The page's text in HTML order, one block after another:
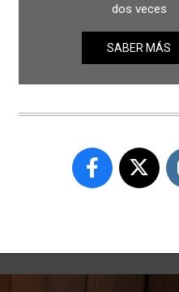
dos veces
SABER MÁS